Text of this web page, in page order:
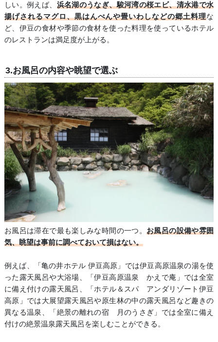
しい。例えば、 浜名湖のうなぎ、駿河湾の桜エビ、清水港で水
揚げされるマグロ、黒はんぺんや畳いわしなどの郷土料理な
ど、伊豆の食材や季節の食材を使った料理を使っているホテル
のレストランは満足度が上がる。
3.お風呂の内容や眺望で選ぶ
お風呂は滞在で最も楽しみな時間の一つ。お風呂の設備や雰囲
気、眺望は事前に調べておいて損はない。
例えば、「亀の井ホテル 伊豆高原」では伊豆高原温泉の湯を使
った露天風呂や大浴場、「伊豆高原温泉 かえで庵」では全室
に備え付けの露天風呂、「ホテル＆スパ アンダリゾート伊豆
高原」では大展望露天風呂や原生林の中の露天風呂など趣きの
異なる温泉、「絶景の離れの宿 月のうさぎ」では全室に備え
付けの絶景温泉露天風呂を楽しむことができる。